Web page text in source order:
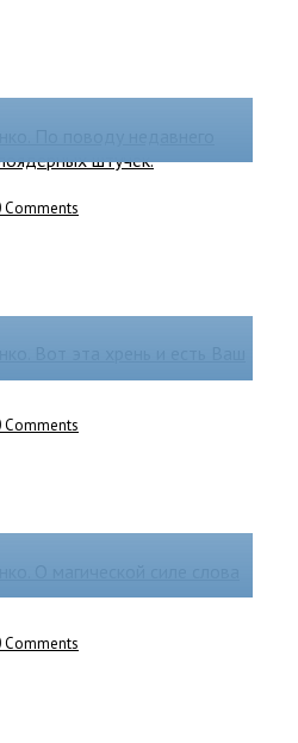
По поводу недавнего
штучек.
Comments
Вот эта хрень и есть Ваш
Comments
О магической силе слова
Comments